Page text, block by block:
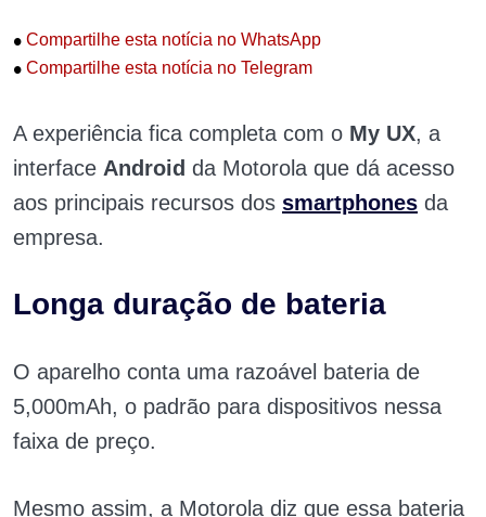
• Compartilhe esta notícia no WhatsApp
• Compartilhe esta notícia no Telegram
A experiência fica completa com o My UX, a
interface Android da Motorola que dá acesso
aos principais recursos dos smartphones da
empresa.
Longa duração de bateria
O aparelho conta uma razoável bateria de
5,000mAh, o padrão para dispositivos nessa
faixa de preço.
Mesmo assim, a Motorola diz que essa bateria